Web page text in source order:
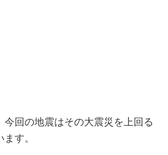
今回の地震はその大震災を上回る
す。